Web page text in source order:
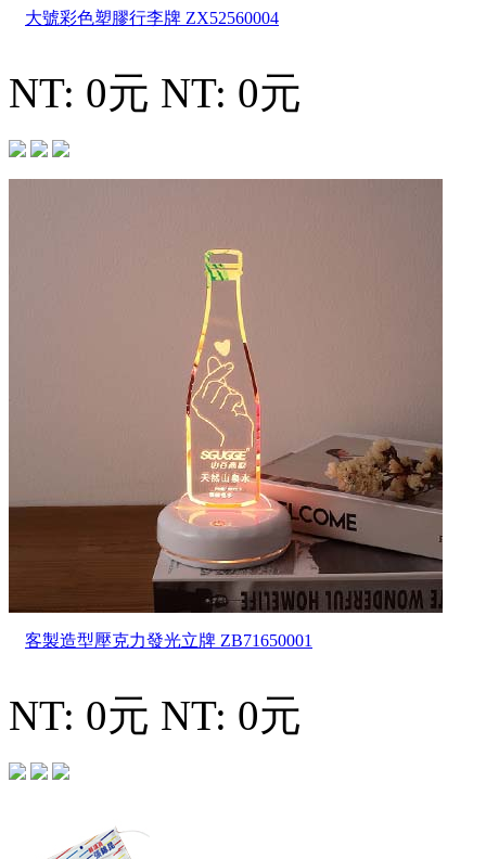
大號彩色塑膠行李牌 ZX52560004
NT: 0元 NT: 0元
客製造型壓克力發光立牌 ZB71650001
NT: 0元 NT: 0元